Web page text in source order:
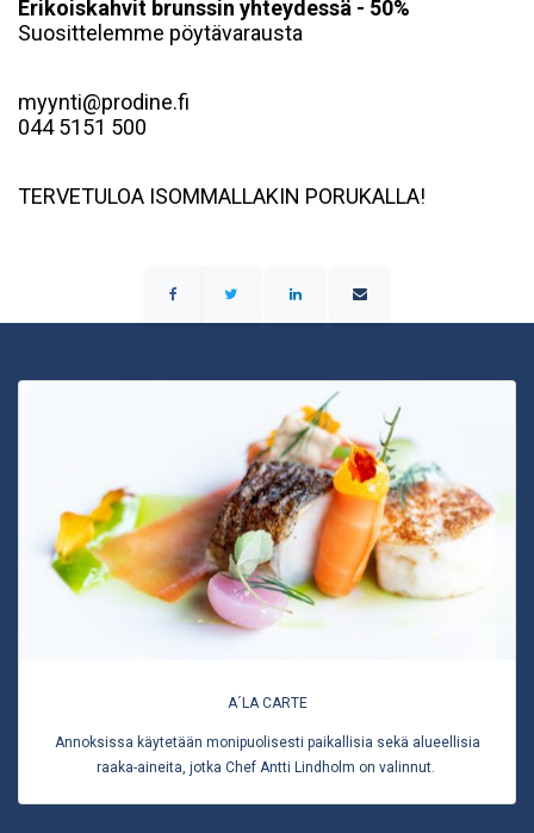
Erikoiskahvit brunssin yhteydessä - 50%
Suosittelemme pöytävarausta
myynti@prodine.fi
044 5151 500
TERVETULOA ISOMMALLAKIN PORUKALLA!
A´LA CARTE
Annoksissa käytetään monipuolisesti paikallisia sekä alueellisia
raaka-aineita, jotka Chef Antti Lindholm on valinnut.